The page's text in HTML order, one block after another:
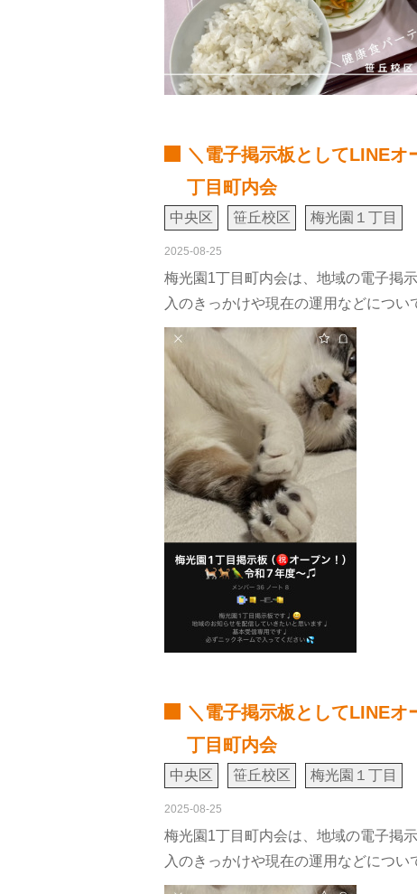
＼電子掲示板としてLINEオ
丁目町内会
中央区 笹丘校区 梅光園１丁目
2025-08-25
梅光園1丁目町内会は、地域の電子掲
入のきっかけや現在の運用などについ
＼電子掲示板としてLINEオ
丁目町内会
中央区 笹丘校区 梅光園１丁目
2025-08-25
梅光園1丁目町内会は、地域の電子掲
入のきっかけや現在の運用などについ